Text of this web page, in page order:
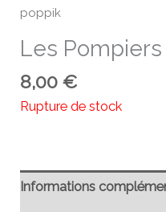
poppik
Les
8,00€
Rupture de stock
Informations